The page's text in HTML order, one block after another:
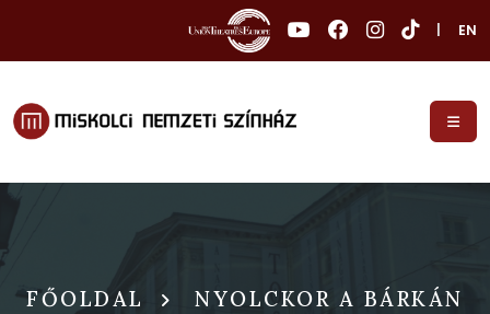
EN
FŐOLDAL NYOLCKOR A BÁRKÁN